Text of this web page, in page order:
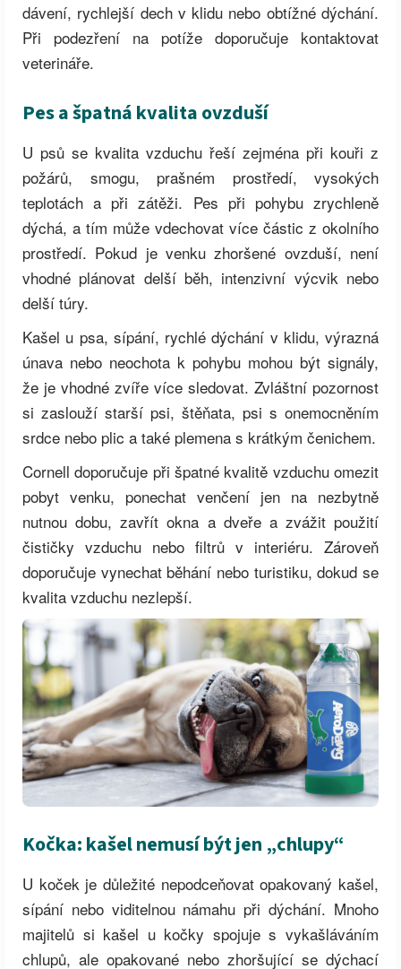
dávení, rychlejší dech v klidu nebo obtížné dýchání.
Při podezření na potíže doporučuje kontaktovat
veterináře.
Pes a špatná kvalita ovzduší
U psů se kvalita vzduchu řeší zejména při kouři z
požárů, smogu, prašném prostředí, vysokých
teplotách a při zátěži. Pes při pohybu zrychleně
dýchá, a tím může vdechovat více částic z okolního
prostředí. Pokud je venku zhoršené ovzduší, není
vhodné plánovat delší běh, intenzivní výcvik nebo
delší túry.
Kašel u psa, sípání, rychlé dýchání v klidu, výrazná
únava nebo neochota k pohybu mohou být signály,
že je vhodné zvíře více sledovat. Zvláštní pozornost
si zaslouží starší psi, štěňata, psi s onemocněním
srdce nebo plic a také plemena s krátkým čenichem.
Cornell doporučuje při špatné kvalitě vzduchu omezit
pobyt venku, ponechat venčení jen na nezbytně
nutnou dobu, zavřít okna a dveře a zvážit použití
čističky vzduchu nebo filtrů v interiéru. Zároveň
doporučuje vynechat běhání nebo turistiku, dokud se
kvalita vzduchu nezlepší.
Kočka: kašel nemusí být jen „chlupy“
U koček je důležité nepodceňovat opakovaný kašel,
sípání nebo viditelnou námahu při dýchání. Mnoho
majitelů si kašel u kočky spojuje s vykašláváním
chlupů, ale opakované nebo zhoršující se dýchací